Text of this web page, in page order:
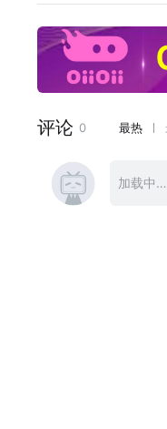
【二次洗脑翻唱】